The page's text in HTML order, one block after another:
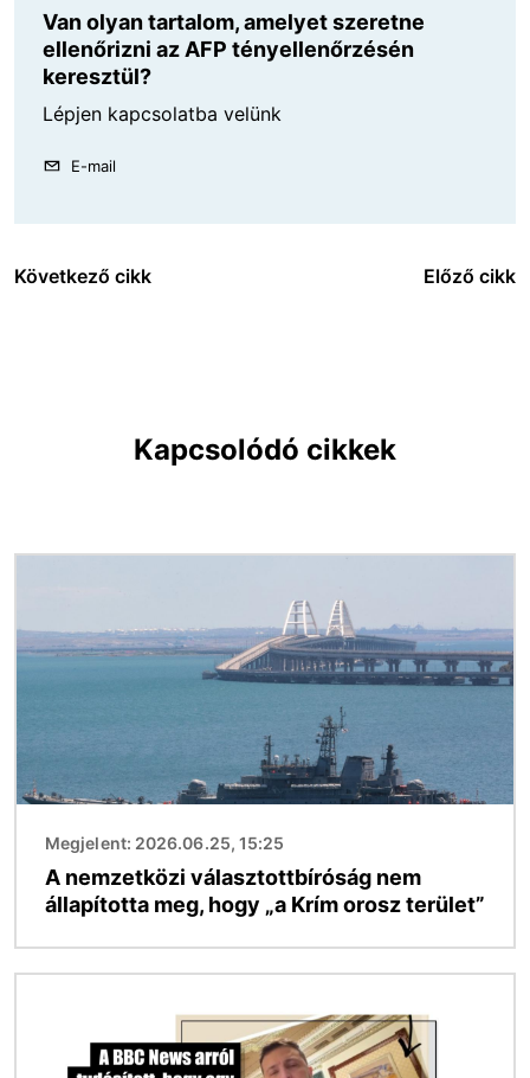
Van olyan tartalom, amelyet szeretne
ellenőrizni az AFP tényellenőrzésén
keresztül?
Lépjen kapcsolatba velünk
E-mail
Következő cikk Előző cikk
Kapcsolódó cikkek
Megjelent: 2026.06.25, 15:25
A nemzetközi választottbíróság nem
állapította meg, hogy „a Krím orosz terület”